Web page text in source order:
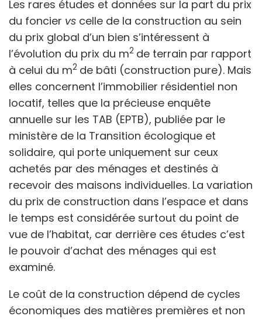
Les rares études et données sur la part du prix
du foncier vs celle de la construction au sein
du prix global d’un bien s’intéressent à
l’évolution du prix du m2 de terrain par rapport
à celui du m2 de bâti (construction pure). Mais
elles concernent l’immobilier résidentiel non
locatif, telles que la précieuse enquête
annuelle sur les TAB (EPTB), publiée par le
ministère de la Transition écologique et
solidaire, qui porte uniquement sur ceux
achetés par des ménages et destinés à
recevoir des maisons individuelles. La variation
du prix de construction dans l’espace et dans
le temps est considérée surtout du point de
vue de l’habitat, car derrière ces études c’est
le pouvoir d’achat des ménages qui est
examiné.
Le coût de la construction dépend de cycles
économiques des matières premières et non